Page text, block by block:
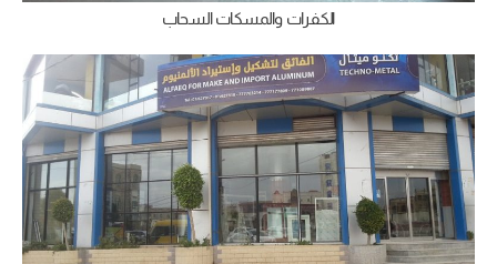
الكفرات والمسكات السحاب